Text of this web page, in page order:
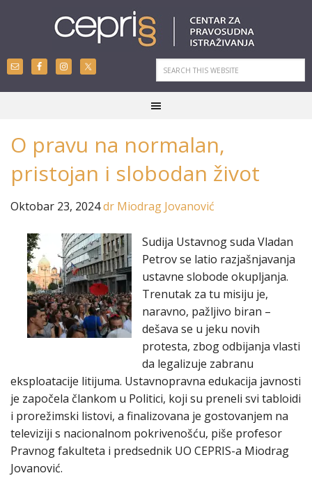
O pravu na normalan,
pristojan i slobodan život
Oktobar 23, 2024dr Miodrag Jovanović
Sudija Ustavnog suda Vladan
Petrov se latio razjašnjavanja
ustavne slobode okupljanja.
Trenutak za tu misiju je,
naravno, pažljivo biran –
dešava se u jeku novih
protesta, zbog odbijanja vlasti
da legalizuje zabranu
eksploatacije litijuma. Ustavnopravna edukacija javnosti
je započela člankom u Politici, koji su preneli svi tabloidi
i prorežimski listovi, a finalizovana je gostovanjem na
televiziji s nacionalnom pokrivenošću, piše profesor
Pravnog fakulteta i predsednik UO CEPRIS-a Miodrag
Jovanović.